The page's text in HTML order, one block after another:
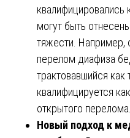
квалифицировались
могут быть
тяжести. Например,
перелом диафиза
трактовавшийся
квалифицируется
открытого перелома.
Новый подход к